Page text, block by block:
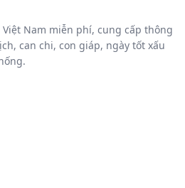
Nam miễn phí, cung cấp thông
can chi, con giáp, ngày tốt xấu